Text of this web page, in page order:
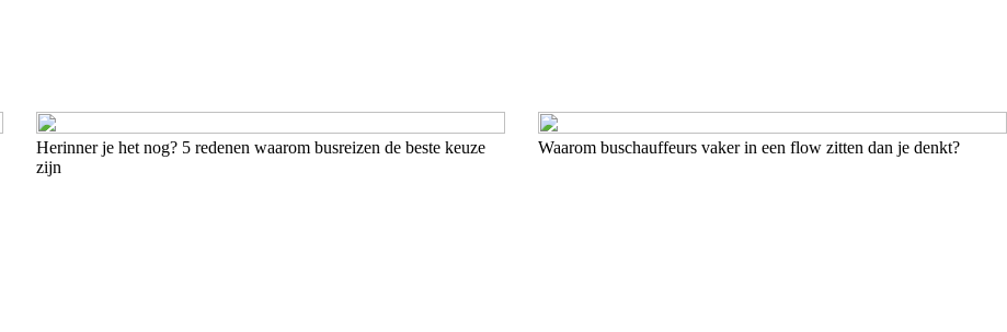
Herinner je het nog? 5 redenen waarom busreizen de beste keuze
zijn
Waarom buschauffeurs vaker in een flow zitten dan je denkt?